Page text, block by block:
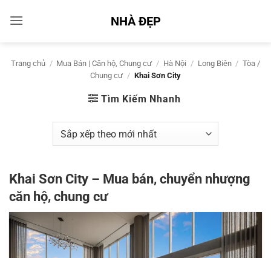
qua
NHÀ ĐẸP
Trang chủ / Mua Bán | Căn hộ, Chung cư / Hà Nội / Long Biên / Tòa /
Chung cư / Khai Sơn City
Tìm Kiếm Nhanh
Khai Sơn City – Mua bán, chuyển nhượng
căn hộ, chung cư